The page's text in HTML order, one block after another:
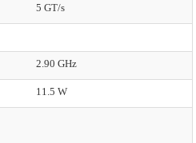
5 GT/s
2.90 GHz
11.5 W